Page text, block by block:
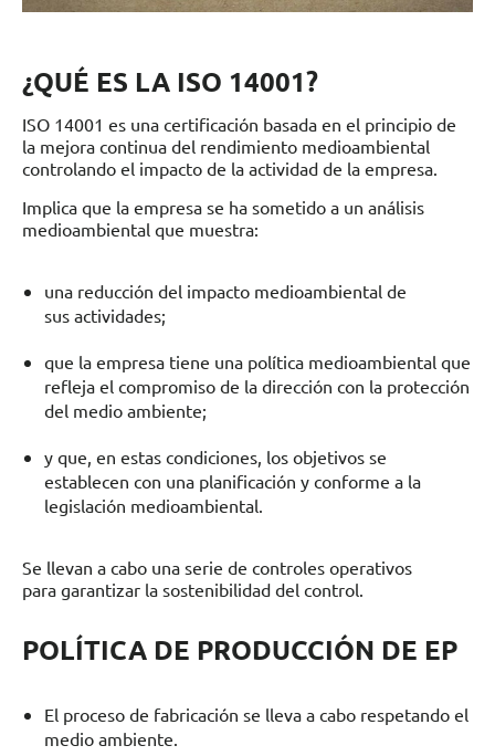
¿QUÉ ES LA ISO 14001?
ISO 14001 es una certificación basada en el principio de
la mejora continua del rendimiento medioambiental
controlando el impacto de la actividad de la empresa.
Implica que la empresa se ha sometido a un análisis
medioambiental que muestra:
una reducción del impacto medioambiental de
sus actividades;
que la empresa tiene una política medioambiental que
refleja el compromiso de la dirección con la protección
del medio ambiente;
y que, en estas condiciones, los objetivos se
establecen con una planificación y conforme a la
legislación medioambiental.
Se llevan a cabo una serie de controles operativos
para garantizar la sostenibilidad del control.
POLÍTICA DE PRODUCCIÓN DE EP
El proceso de fabricación se lleva a cabo respetando el
medio ambiente.